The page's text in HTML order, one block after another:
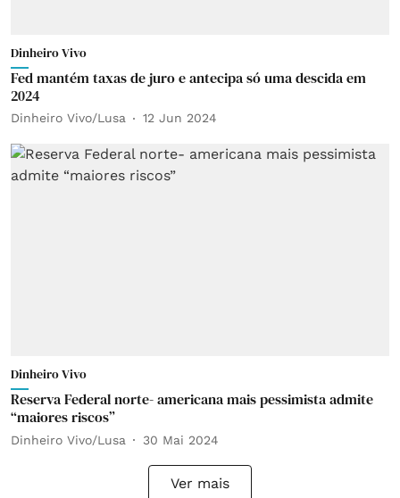
Dinheiro Vivo
Fed mantém taxas de juro e antecipa só uma descida em
2024
Dinheiro Vivo/Lusa 12 Jun 2024
Dinheiro Vivo
Reserva Federal norte- americana mais pessimista admite
“maiores riscos”
Dinheiro Vivo/Lusa 30 Mai 2024
Ver mais